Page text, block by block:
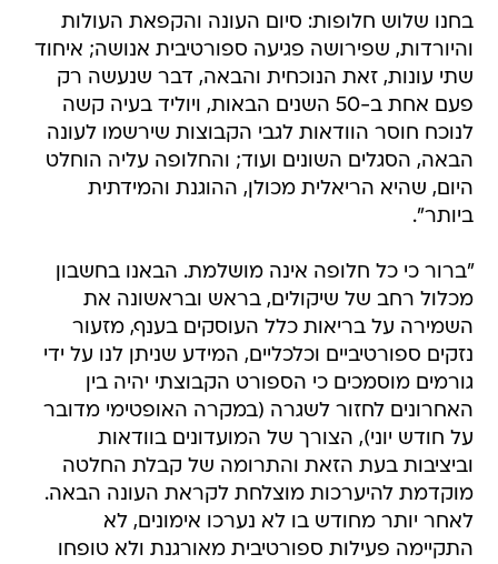
בחנו שלוש חלופות: סיום העונה והקפאת העולות
והיורדות, שפירושה פגיעה ספורטיבית אנושה; איחוד
שתי עונות, זאת הנוכחית והבאה, דבר שנעשה רק
פעם אחת ב-50 השנים הבאות, ויוליד בעיה קשה
לנוכח חוסר הוודאות לגבי הקבוצות שירשמו לעונה
הבאה, הסגלים השונים ועוד; והחלופה עליה הוחלט
היום, שהיא הריאלית מכולן, ההוגנת והמידתית
ביותר".
"ברור כי כל חלופה אינה מושלמת. הבאנו בחשבון
מכלול רחב של שיקולים, בראש ובראשונה את
השמירה על בריאות כלל העוסקים בענף, מזעור
נזקים ספורטיביים וכלכליים, המידע שניתן לנו על ידי
גורמים מוסמכים כי הספורט הקבוצתי יהיה בין
האחרונים לחזור לשגרה (במקרה האופטימי מדובר
על חודש יוני), הצורך של המועדונים בוודאות
וביציבות בעת הזאת והתרומה של קבלת החלטה
מוקדמת להיערכות מוצלחת לקראת העונה הבאה.
לאחר יותר מחודש בו לא נערכו אימונים, לא
התקיימה פעילות ספורטיבית מאורגנת ולא טופחו